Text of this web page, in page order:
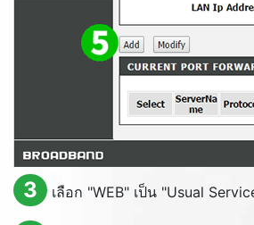
3 เลือก "WEB" เป็น "Usual